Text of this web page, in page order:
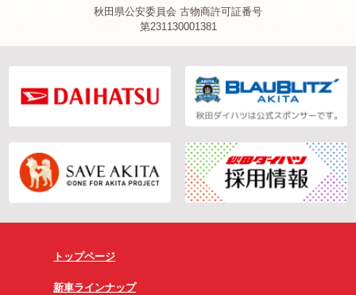
秋田県公安委員会 古物商許可証番号
第231130001381
トップページ
新車ラインナップ